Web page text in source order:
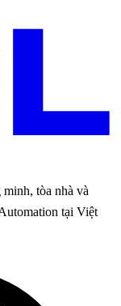
tòa nhà và
tại Việt